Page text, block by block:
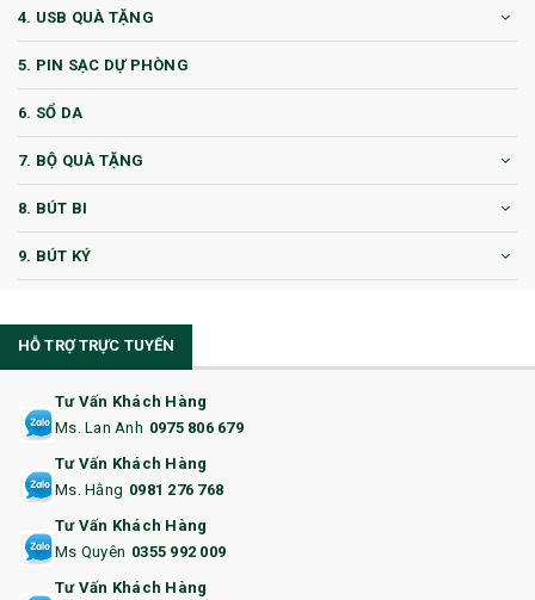
4. USB QUÀ TẶNG
5. PIN SẠC DỰ PHÒNG
6. SỔ DA
7. BỘ QUÀ TẶNG
8. BÚT BI
9. BÚT KÝ
11. CỐC/BÌNH GIỮ NHIỆT
12. BÌNH NƯỚC
13. QUÀ TẶNG CAO CẤP
14. HỘP/VÍ ĐỰNG NAMECARD
15. BỘ BẤM MÓNG
16. BAO HỘ CHIẾU
HỖ TRỢ TRỰC TUYẾN
Tư Vấn Khách Hàng
Ms. Lan Anh 0975 806 679
Tư Vấn Khách Hàng
Ms. Hằng 0981 276 768
Tư Vấn Khách Hàng
Ms Quyên 0355 992 009
Tư Vấn Khách Hàng